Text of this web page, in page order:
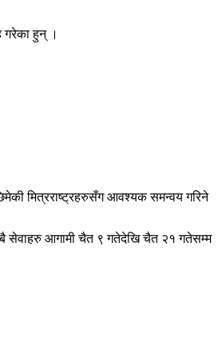
गरेका हुन् ।
मित्रराष्ट्रहरुसँग आवश्यक समन्वय गरिने
सेवाहरु आगामी चैत ९ गतेदेखि चैत २१ गतेसम्म